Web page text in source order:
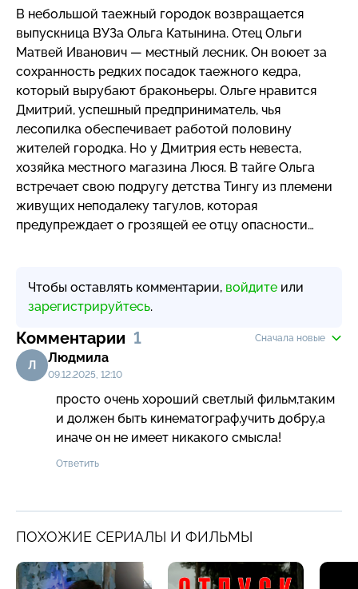
В небольшой таежный городок возвращается
выпускница ВУЗа Ольга Катынина. Отец Ольги
Матвей Иванович — местный лесник. Он воюет за
сохранность редких посадок таежного кедра,
который вырубают браконьеры. Ольге нравится
Дмитрий, успешный предприниматель, чья
лесопилка обеспечивает работой половину
жителей городка. Но у Дмитрия есть невеста,
хозяйка местного магазина Люся. В тайге Ольга
встречает свою подругу детства Тингу из племени
живущих неподалеку тагулов, которая
предупреждает о грозящей ее отцу опасности…
Чтобы оставлять комментарии, войдите или
зарегистрируйтесь.
Комментарии 1 Сначала новые
Л Людмила
09.12.2025, 12:10
просто очень хороший светлый фильм,таким
и должен быть кинематограф,учить добру,а
иначе он не имеет никакого смысла!
Ответить
ПОХОЖИЕ СЕРИАЛЫ И ФИЛЬМЫ